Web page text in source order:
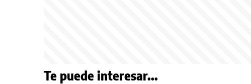
Te puede interesar...